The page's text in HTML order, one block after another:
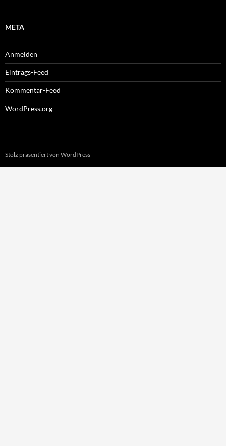
META
Anmelden
Eintrags-Feed
Kommentar-Feed
WordPress.org
Stolz präsentiert von WordPress